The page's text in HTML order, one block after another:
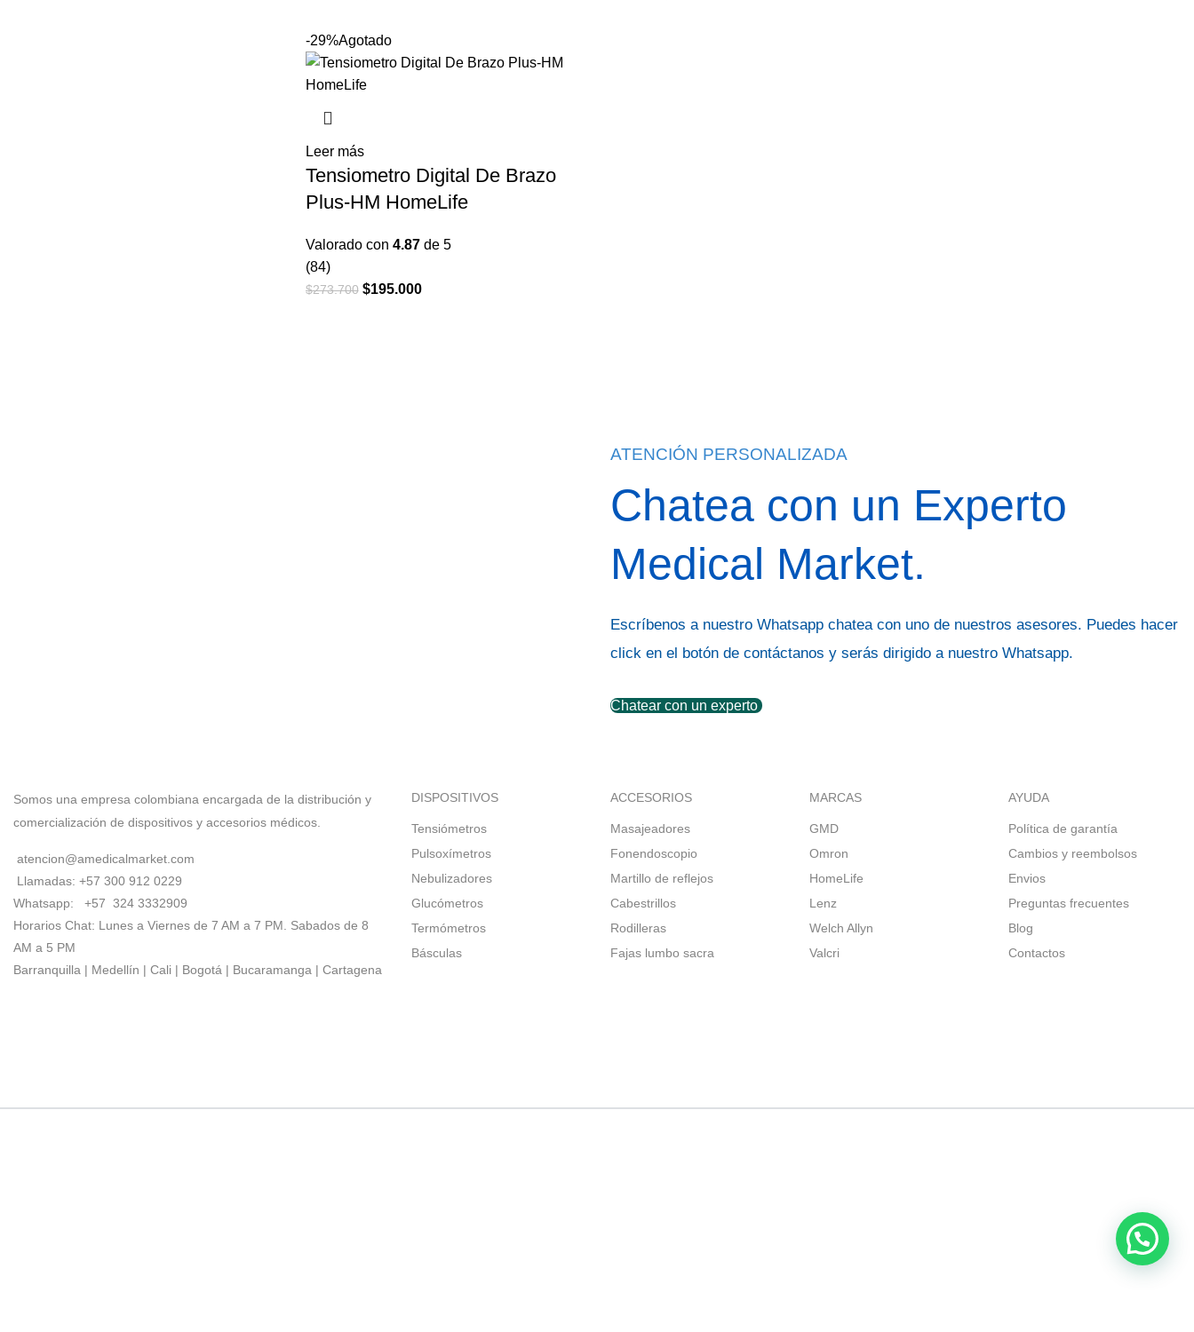
original
era:
$159.200.
es:
-29%Agotado
Leer más
Tensiometro Digital De Brazo
Plus-HM HomeLife
Valorado con 4.87de 5
(84)
$273.700 El
$195.000El
ATENCIÓN PERSONALIZADA
Chatea con un Experto
Medical Market.
Escríbenos a nuestro Whatsapp chatea con uno de nuestros asesores. Puedes hacer
click en el botón de contáctanos y serás dirigido a nuestro Whatsapp.
Chatear con un experto
Somos una empresa colombiana encargada de la distribución y
comercialización de dispositivos y accesorios médicos.
atencion@amedicalmarket.com
Llamadas: +57 300 912 0229
Whatsapp: +57 324 3332909
Horarios Chat: Lunes a Viernes de 7 AM a 7 PM. Sabados de 8
AM a 5 PM
Barranquilla | Medellín | Cali | Bogotá | Bucaramanga | Cartagena
DISPOSITIVOS
Tensiómetros
Pulsoxímetros
Nebulizadores
Glucómetros
Termómetros
Básculas
ACCESORIOS
Masajeadores
Fonendoscopio
Martillo de reflejos
Cabestrillos
Rodilleras
Fajas lumbo sacra
MARCAS
GMD
Omron
HomeLife
Lenz
Welch Allyn
Valcri
AYUDA
Política de garantía
Cambios y reembolsos
Envios
Preguntas frecuentes
Blog
Contactos